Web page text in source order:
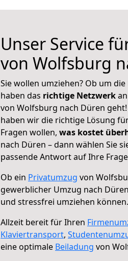
Unser Service
von Wolfsburg
Sie wollen umziehen? Ob um
haben das richtige Netzwerk
von Wolfsburg nach Düren
haben wir die richtige Lösung
Fragen wollen, was kostet
nach Düren – dann wählen Sie
passende Antwort auf Ihre
Ob ein Privatumzug von
gewerblicher Umzug nach
und stressfrei umziehen können.
Allzeit bereit für Ihren
Klaviertransport,
eine optimale Beiladung von